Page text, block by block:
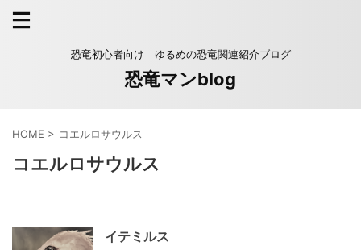
恐竜初心者向け ゆるめの恐竜関連紹介ブログ
恐竜マンblog
HOME > コエルロサウルス
コエルロサウルス
イテミルス